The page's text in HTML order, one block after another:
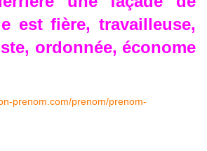
est fière, travailleuse,
ordonnée, économe
prenom.com/prenom/prenom-